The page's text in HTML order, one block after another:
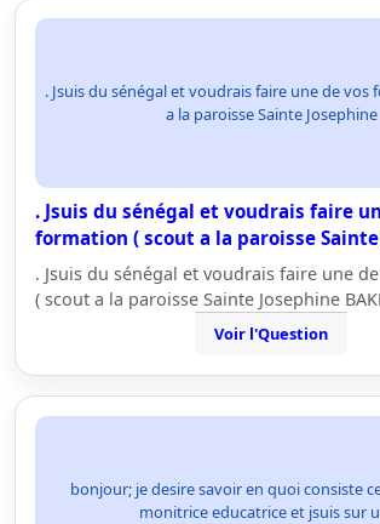
. Jsuis du sénégal et voudrais faire une de
a la paroisse Sainte Josephine
. Jsuis du sénégal et voudrais faire
formation ( scout a la paroisse
. Jsuis du sénégal et voudrais faire une
( scout a la paroisse Sainte Josephine
Voir l'Question
bonjour; je desire savoir en quoi consiste
monitrice educatrice et jsuis sur